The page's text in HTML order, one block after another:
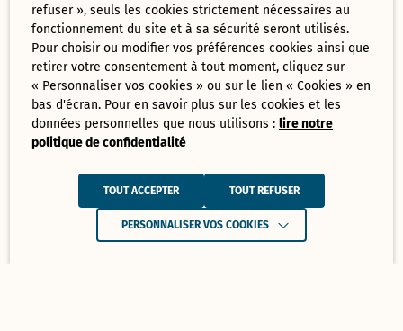
refuser », seuls les cookies strictement nécessaires au
fonctionnement du site et à sa sécurité seront utilisés.
Pour choisir ou modifier vos préférences cookies ainsi que
retirer votre consentement à tout moment, cliquez sur
« Personnaliser vos cookies » ou sur le lien « Cookies » en
bas d'écran. Pour en savoir plus sur les cookies et les
données personnelles que nous utilisons :lire notre
politique de confidentialité
TOUT ACCEPTER TOUT REFUSER
PERSONNALISER VOS COOKIES